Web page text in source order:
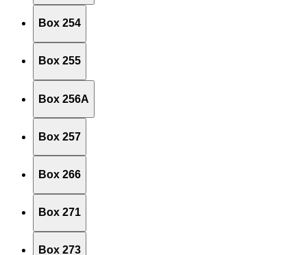
Box 254
Box 255
Box 256A
Box 257
Box 266
Box 271
Box 273